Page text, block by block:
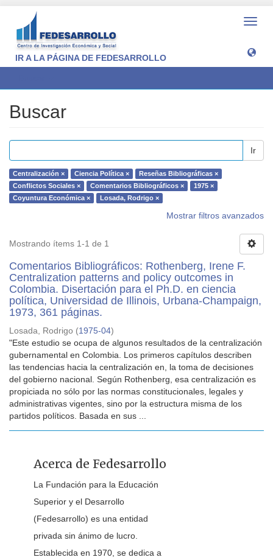
IR A LA PÁGINA DE FEDESARROLLO
Buscar
Ir
Centralización × Ciencia Política ×
Reseñas Bibliográficas ×
Conflictos Sociales ×
Comentarios Bibliográficos ×
1975 ×
Coyuntura Económica ×
Losada, Rodrigo ×
Mostrar filtros avanzados
Mostrando ítems 1-1 de 1
Comentarios Bibliográficos: Rothenberg, Irene F.
Centralization patterns and policy outcomes in
Colombia. Disertación para el Ph.D. en ciencia
política, Universidad de Illinois, Urbana-Champaign,
1973, 361 páginas.
Losada, Rodrigo (1975-04)
"Este estudio se ocupa de algunos resultados de la centralización
gubernamental en Colombia. Los primeros capítulos describen
las tendencias hacia la centralización en, la toma de decisiones
del gobierno nacional. Según Rothenberg, esa centralización es
propiciada no sólo por las normas constitucionales, legales y
administrativas vigentes, sino por la estructura misma de los
partidos políticos. Basada en sus ...
Acerca de Fedesarrollo
La Fundación para la Educación
Superior y el Desarrollo
(Fedesarrollo) es una entidad
privada sin ánimo de lucro.
Establecida en 1970, se dedica a